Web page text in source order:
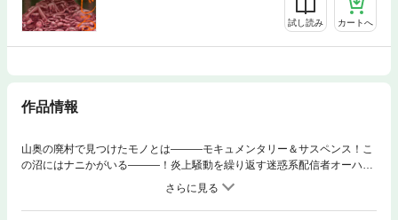
試し読み カートへ
作品情報
山奥の廃村で見つけたモノとは―――モキュメンタリー＆サスペンス！こ
の沼にはナニかがいる―――！炎上騒動を繰り返す迷惑系配信者オーハラ
を始めとしたグループは、女性キャンパーらが謎の生き物に襲われる動画
を見つけ、衝撃的でバズる動画を撮ろうと応果村へ乗り込んだ。だが、そ
の村には、いにしえより人を喰らう肉塊の化物が潜んでおり――――。ク